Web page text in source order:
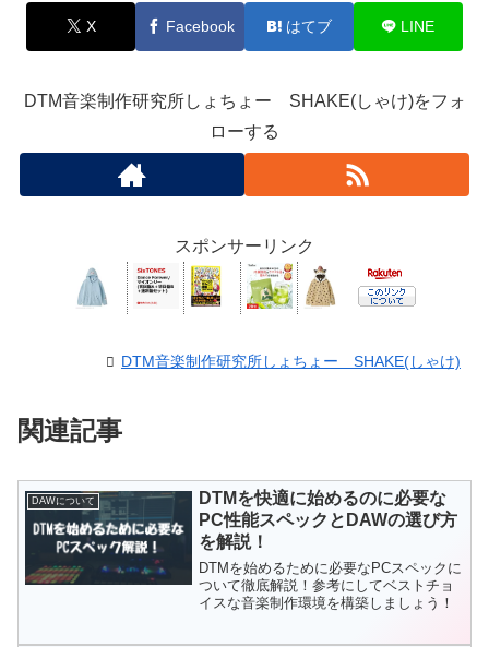
X Facebook はてブ LINE
DTM音楽制作研究所しょちょー SHAKE(しゃけ)をフォ
ローする
スポンサーリンク
DTM音楽制作研究所しょちょー SHAKE(しゃけ)
関連記事
DAWについて
DTMを快適に始めるのに必要な
PC性能スペックとDAWの選び方
を解説！
DTMを始めるために必要なPCスペックに
ついて徹底解説！参考にしてベストチョ
イスな音楽制作環境を構築しましょう！